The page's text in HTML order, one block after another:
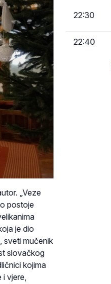
„Veze
postoje
je dio
sveti mučenik
slovačkog
kojima
i vjere,
22:30
22:40